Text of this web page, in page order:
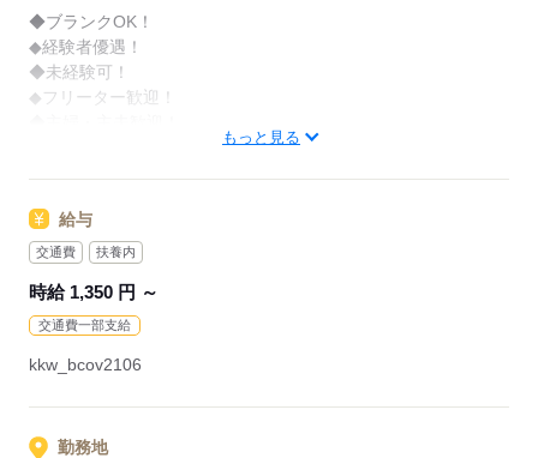
「家の近くで働きたい」「スキマ時間を生かしたい」
など、あなたの希望を教えて下さいね◎
応募する
◆ブランクOK！
◆経験者優遇！
◆未経験可！
◆フリーター歓迎！
もっと見る
給与
交通費 扶養内
時給 1,350 円 ～
交通費一部支給
kkw_bcov2106
勤務地